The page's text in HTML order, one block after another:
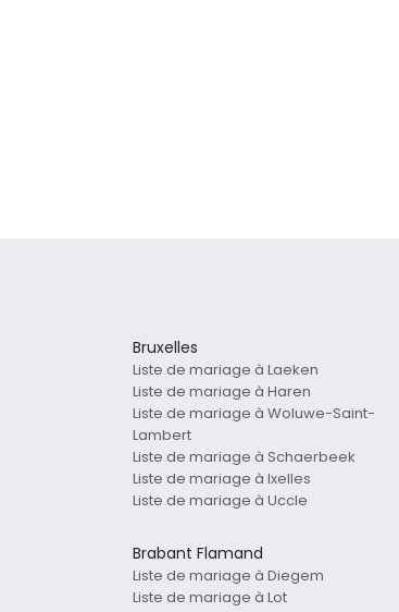
Bruxelles
Liste de mariage à Laeken
Liste de mariage à Haren
Liste de mariage à Woluwe-Saint-
Lambert
Liste de mariage à Schaerbeek
Liste de mariage à Ixelles
Liste de mariage à Uccle
Brabant Flamand
Liste de mariage à Diegem
Liste de mariage à Lot